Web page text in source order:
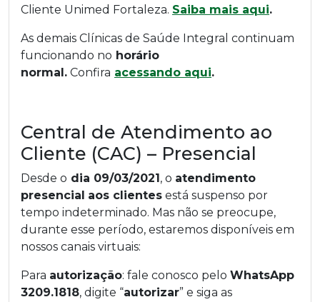
Cliente Unimed Fortaleza. Saiba mais aqui.
As demais Clínicas de Saúde Integral continuam
funcionando no horário
normal. Confira acessando aqui.
Central de Atendimento ao
Cliente (CAC) – Presencial
Desde o dia 09/03/2021, o atendimento
presencial aos clientes está suspenso por
tempo indeterminado. Mas não se preocupe,
durante esse período, estaremos disponíveis em
nossos canais virtuais:
Para autorização: fale conosco pelo WhatsApp
3209.1818, digite “autorizar” e siga as